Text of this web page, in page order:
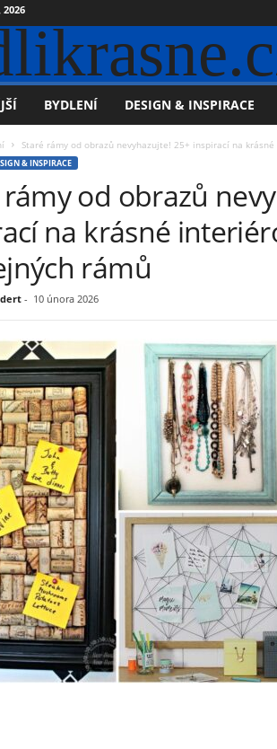
2026
BYDLENÍ DESIGN & INSPIRACE
Staré rámy od obrazů nevyhazujte! 25+ inspirací na
& INSPIRACE
od obrazů
na krásné
rámů
- 10 února 2026